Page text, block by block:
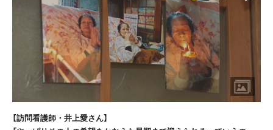
【訪問看護師・井上愛さん】